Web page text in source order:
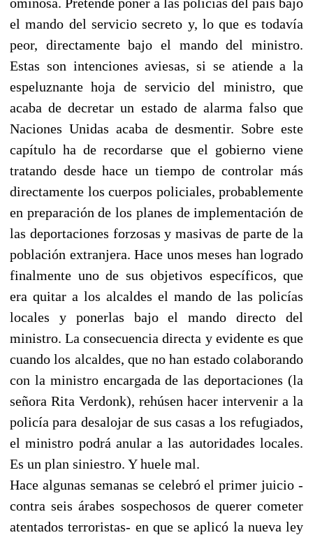
el mando del servicio secreto y, lo que es todavía
peor, directamente bajo el mando del ministro.
Estas son intenciones aviesas, si se atiende a la
espeluznante hoja de servicio del ministro, que
acaba de decretar un estado de alarma falso que
Naciones Unidas acaba de desmentir. Sobre este
capítulo ha de recordarse que el gobierno viene
tratando desde hace un tiempo de controlar más
directamente los cuerpos policiales, probablemente
en preparación de los planes de implementación de
las deportaciones forzosas y masivas de parte de la
población extranjera. Hace unos meses han logrado
finalmente uno de sus objetivos específicos, que
era quitar a los alcaldes el mando de las policías
locales y ponerlas bajo el mando directo del
ministro. La consecuencia directa y evidente es que
cuando los alcaldes, que no han estado colaborando
con la ministro encargada de las deportaciones (la
señora Rita Verdonk), rehúsen hacer intervenir a la
policía para desalojar de sus casas a los refugiados,
el ministro podrá anular a las autoridades locales.
Es un plan siniestro. Y huele mal.
Hace algunas semanas se celebró el primer juicio -
contra seis árabes sospechosos de querer cometer
atentados terroristas- en que se aplicó la nueva ley